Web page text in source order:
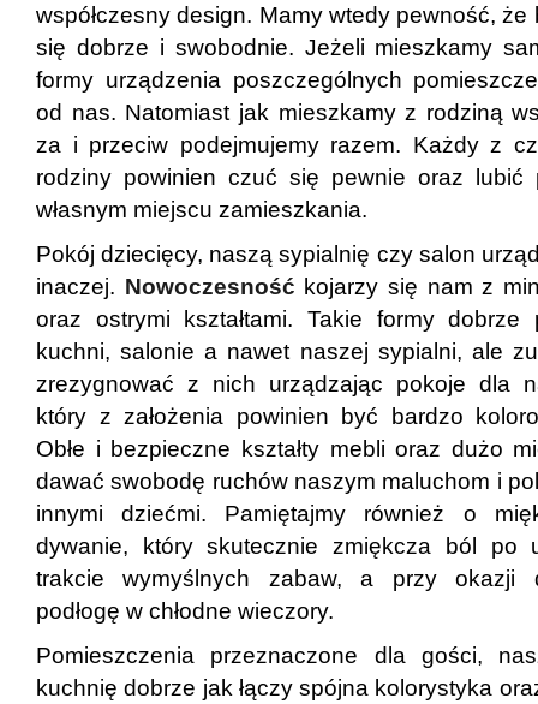
współczesny design. Mamy wtedy pewność,
się dobrze i swobodnie. Jeżeli mieszkamy
formy urządzenia poszczególnych
od nas. Natomiast jak mieszkamy z rodziną
za i przeciw podejmujemy razem. Każdy z
rodziny powinien czuć się pewnie oraz lubić
własnym miejscu zamieszkania.
Pokój dziecięcy, naszą sypialnię czy salon
inaczej. Nowoczesność kojarzy się nam z
oraz ostrymi kształtami. Takie formy
kuchni, salonie a nawet naszej sypialni, ale
zrezygnować z nich urządzając pokoje dla
który z założenia powinien być bardzo
Obłe i bezpieczne kształty mebli oraz dużo
dawać swobodę ruchów naszym maluchom i
innymi dziećmi. Pamiętajmy również o
dywanie, który skutecznie zmiękcza ból po
trakcie wymyślnych zabaw, a przy okazji
podłogę w chłodne wieczory.
Pomieszczenia przeznaczone dla gości,
kuchnię dobrze jak łączy spójna kolorystyka